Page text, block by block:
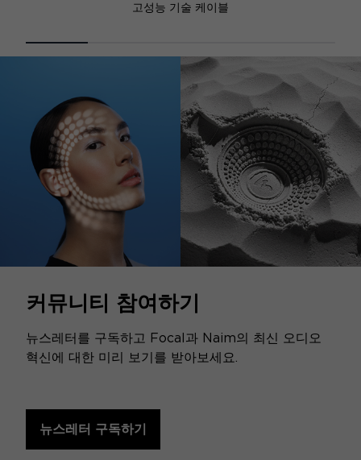
고성능 기술 케이블
커뮤니티 참여하기
뉴스레터를 구독하고 Focal과 Naim의 최신 오디오
혁신에 대한 미리 보기를 받아보세요.
뉴스레터 구독하기